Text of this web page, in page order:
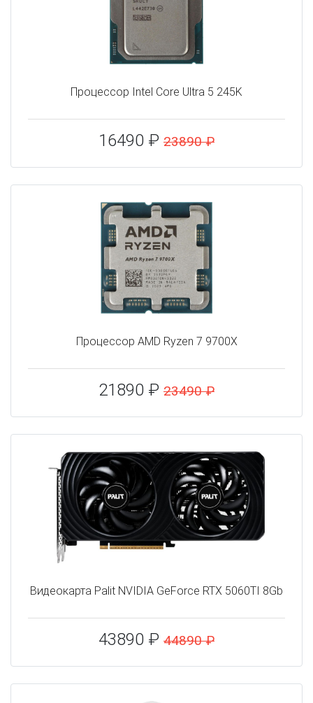
Процессор Intel Core Ultra 5 245K
16490 ₽ 23890 ₽
Процессор AMD Ryzen 7 9700X
21890 ₽ 23490 ₽
Видеокарта Palit NVIDIA GeForce RTX 5060TI 8Gb
43890 ₽ 44890 ₽